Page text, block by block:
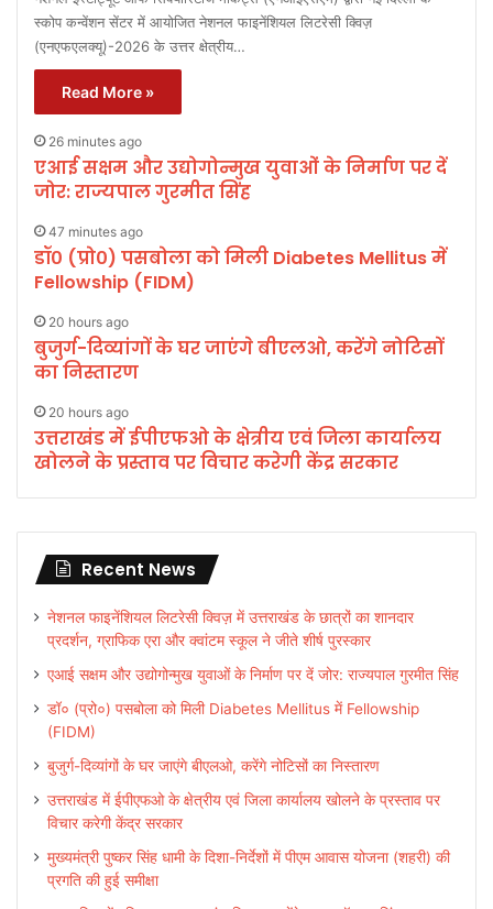
स्कोप कन्वेंशन सेंटर में आयोजित नेशनल फाइनेंशियल लिटरेसी क्विज़
(एनएफएलक्यू)-2026 के उत्तर क्षेत्रीय…
Read More »
26 minutes ago
एआई सक्षम और उद्योगोन्मुख युवाओं के निर्माण पर दें
जोर: राज्यपाल गुरमीत सिंह
47 minutes ago
डॉ० (प्रो०) पसबोला को मिली Diabetes Mellitus में
Fellowship (FIDM)
20 hours ago
बुजुर्ग-दिव्यांगों के घर जाएंगे बीएलओ, करेंगे नोटिसों
का निस्तारण
20 hours ago
उत्तराखंड में ईपीएफओ के क्षेत्रीय एवं जिला कार्यालय
खोलने के प्रस्ताव पर विचार करेगी केंद्र सरकार
Recent News
नेशनल फाइनेंशियल लिटरेसी क्विज़ में उत्तराखंड के छात्रों का शानदार
प्रदर्शन, ग्राफिक एरा और क्वांटम स्कूल ने जीते शीर्ष पुरस्कार
एआई सक्षम और उद्योगोन्मुख युवाओं के निर्माण पर दें जोर: राज्यपाल गुरमीत सिंह
डॉ० (प्रो०) पसबोला को मिली Diabetes Mellitus में Fellowship
(FIDM)
बुजुर्ग-दिव्यांगों के घर जाएंगे बीएलओ, करेंगे नोटिसों का निस्तारण
उत्तराखंड में ईपीएफओ के क्षेत्रीय एवं जिला कार्यालय खोलने के प्रस्ताव पर
विचार करेगी केंद्र सरकार
मुख्यमंत्री पुष्कर सिंह धामी के दिशा-निर्देशों में पीएम आवास योजना (शहरी) की
प्रगति की हुई समीक्षा